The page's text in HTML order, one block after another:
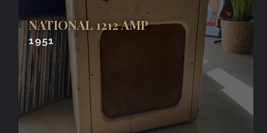
NATIONAL 1212 AMP
1951